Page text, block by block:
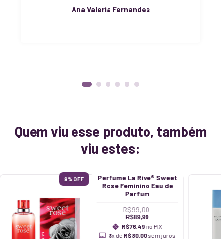
Ana Valeria Fernandes
Quem viu esse produto, também
viu estes:
9% OFF
Perfume La Rive® Sweet
Rose Feminino Eau de
Parfum
R$99,00
R$89,99
R$76,49 no PIX
3x de R$30,00sem juros